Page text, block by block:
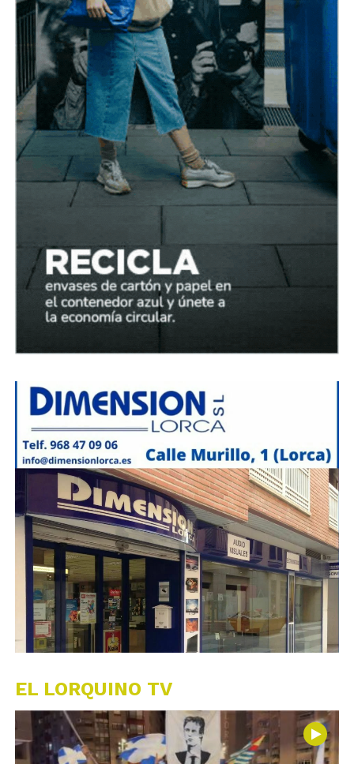
EL LORQUINO TV